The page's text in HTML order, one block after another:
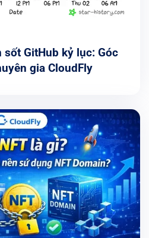
sốt GitHub kỷ lục: Góc
gia CloudFly